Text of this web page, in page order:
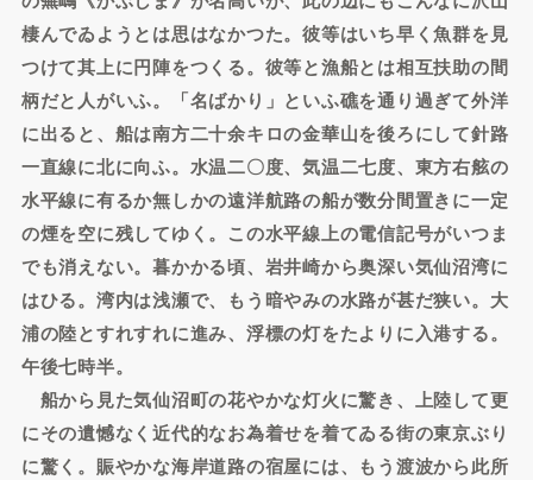
棲んでゐようとは思はなかつた。彼等はいち早く魚群を見
つけて其上に円陣をつくる。彼等と漁船とは相互扶助の間
柄だと人がいふ。「名ばかり」といふ礁を通り過ぎて外洋
に出ると、船は南方二十余キロの金華山を後ろにして針路
一直線に北に向ふ。水温二〇度、気温二七度、東方右舷の
水平線に有るか無しかの遠洋航路の船が数分間置きに一定
の煙を空に残してゆく。この水平線上の電信記号がいつま
でも消えない。暮かかる頃、岩井崎から奥深い気仙沼湾に
はひる。湾内は浅瀬で、もう暗やみの水路が甚だ狭い。大
浦の陸とすれすれに進み、浮標の灯をたよりに入港する。
午後七時半。
船から見た気仙沼町の花やかな灯火に驚き、上陸して更
にその遺憾なく近代的なお為着せを着てゐる街の東京ぶり
に驚く。賑やかな海岸道路の宿屋には、もう渡波から此所